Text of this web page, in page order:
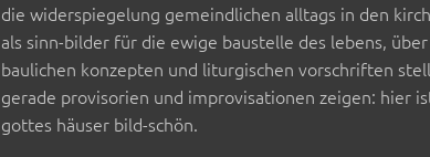
die widerspiegelung gemeindlichen alltags in den
als sinn-bilder für die ewige baustelle des lebens,
baulichen konzepten und liturgischen vorschriften
gerade provisorien und improvisationen zeigen: hier
gottes häuser bild-schön.